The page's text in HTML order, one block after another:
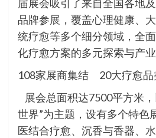
届展会吸引了来自全国各地
品牌参展，覆盖心理健康、
统疗愈等多个细分领域，全
化疗愈方案的多元探索与产业
108家展商集结 20大疗愈品
展会总面积达7500平方米
世界”为主题，设有多个特色
医结合疗愈、沉香与香器、